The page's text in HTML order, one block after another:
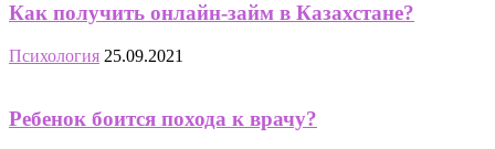
Как получить онлайн-займ в Казахстане?
Психология 25.09.2021
Ребенок боится похода к врачу?